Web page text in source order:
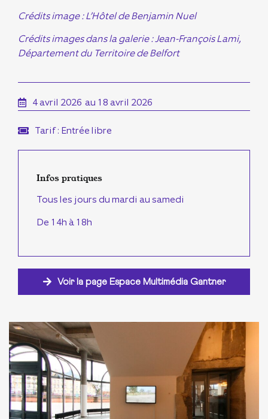
Crédits image : L’Hôtel de Benjamin Nuel
Crédits images dans la galerie : Jean-François Lami,
Département du Territoire de Belfort
4 avril 2026 au 18 avril 2026
Tarif : Entrée libre
Infos pratiques
Tous les jours du mardi au samedi
De 14h à 18h
Voir la page Espace Multimédia Gantner